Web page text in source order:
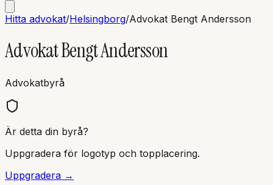
Hitta advokat/Helsingborg/Advokat Bengt Andersson
Advokat Bengt Andersson
Advokatbyrå
Är detta din byrå?
Uppgradera för logotyp och topplacering.
Uppgradera →